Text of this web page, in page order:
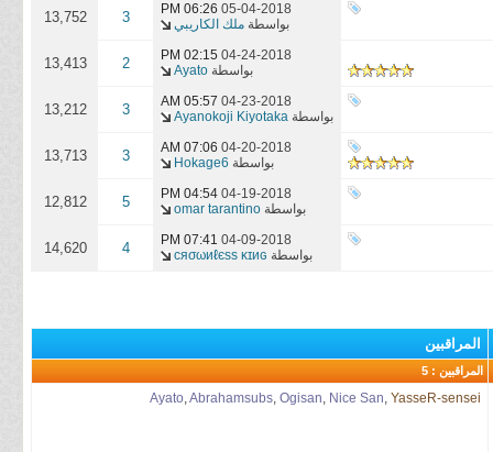
05-04-2018
06:26 PM
بواسطة ملك الكاريبي 3
13,752
04-24-2018
02:15 PM
بواسطة Ayato
2
13,413
04-23-2018
05:57 AM
بواسطة Ayanokoji Kiyotaka
3
13,212
04-20-2018
07:06 AM
بواسطة Hokage6
3
13,713
04-19-2018
04:54 PM
بواسطة omar tarantino
5
12,812
04-09-2018
07:41 PM
بواسطة cяσωиℓєss ĸɪиɢ
4
14,620
المراقبين
المراقبين : 5
Ayato,Abrahamsubs, Ogisan, Nice San, YasseR-sensei